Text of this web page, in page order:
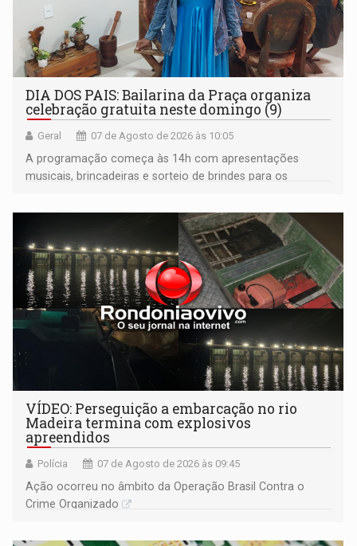
DIA DOS PAIS: Bailarina da Praça organiza
celebração gratuita neste domingo (9)
Geral 07 de Agosto de 2026 às 10:05
A programação começa às 14h com apresentações
musicais, brincadeiras e sorteio de brindes para os
bolo e canto de parabéns dedicado aos pais
VÍDEO: Perseguição a embarcação no rio
Madeira termina com explosivos
apreendidos
Polícia 07 de Agosto de 2026 às 09:45
Ação ocorreu no âmbito da Operação Brasil Contra o
Crime Organizado